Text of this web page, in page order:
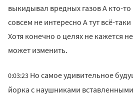
выкидывал вредных газов А кто-
совсем не интересно А тут всё-
Хотя конечно о целях не кажется
может изменить.
0:03:23 Но самое удивительное
йорка с наушниками